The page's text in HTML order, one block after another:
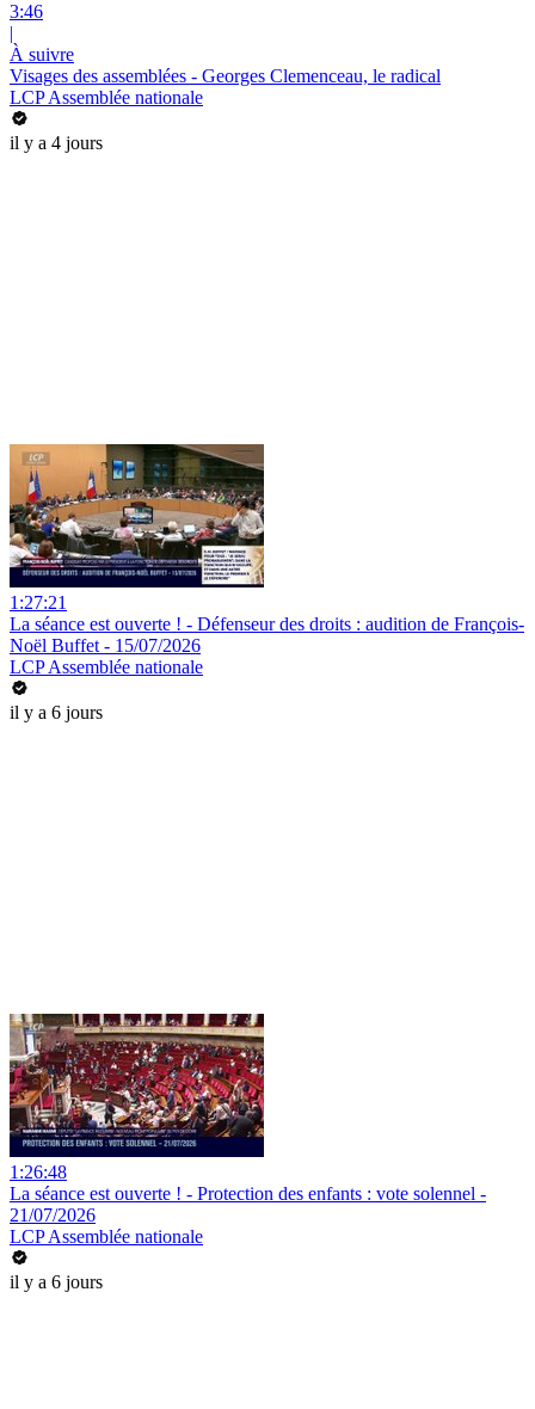
3:46
|
À suivre
Visages des assemblées - Georges Clemenceau, le radical
LCP Assemblée nationale
il y a 4 jours
1:27:21
La séance est ouverte ! - Défenseur des droits : audition de François-
Noël Buffet - 15/07/2026
LCP Assemblée nationale
il y a 6 jours
1:26:48
La séance est ouverte ! - Protection des enfants : vote solennel -
21/07/2026
LCP Assemblée nationale
il y a 6 jours